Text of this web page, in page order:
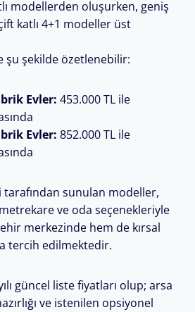
modellerden oluşurken, geniş
katlı 4+1 modeller üst
şu şekilde özetlenebilir:
Evler: 453.000 TL ile
Evler: 852.000 TL ile
tarafından sunulan modeller,
ve oda seçenekleriyle
merkezinde hem de kırsal
tercih edilmektedir.
güncel liste fiyatları olup; arsa
ve istenilen opsiyonel